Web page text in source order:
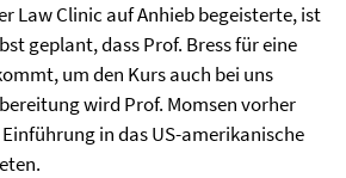
Law Clinic auf Anhieb begeisterte, ist
geplant, dass Prof. Bress für eine
um den Kurs auch bei uns
wird Prof. Momsen vorher
in das US-amerikanische